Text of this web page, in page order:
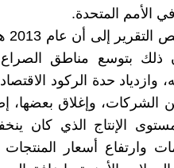
الأمم المتحدة.
ذلك بتوسع مناطق الصراع
وازدياد حدة الركود
الشركات، وإغلاق بعضها،
الإنتاج الذي كان
وارتفاع أسعار